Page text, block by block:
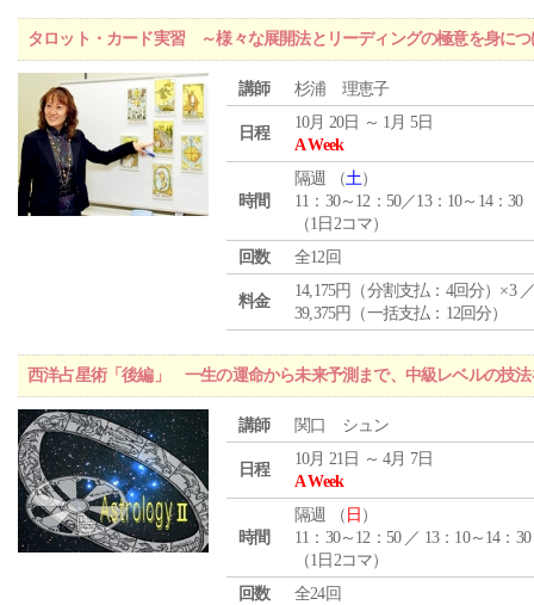
タロット・カード実習 ～様々な展開法とリーディングの極意を身につ
講師 杉浦 理恵子
日程
10月 20日 ～ 1月 5日
A Week
時間
隔週 （土）
11：30～12：50／13：10～14：30
（1日2コマ）
回数
全12回
料金
14,175円（分割支払：4回分）×3
39,375円（一括支払：12回分）
西洋占星術「後編」 一生の運命から未来予測まで、中級レベルの技法
講師 関口 シュン
日程
10月 21日 ～ 4月 7日
A Week
時間
隔週 （ 日 ）
11：30～12：50 ／ 13：10～14：30
（1日2コマ）
回数
全24回